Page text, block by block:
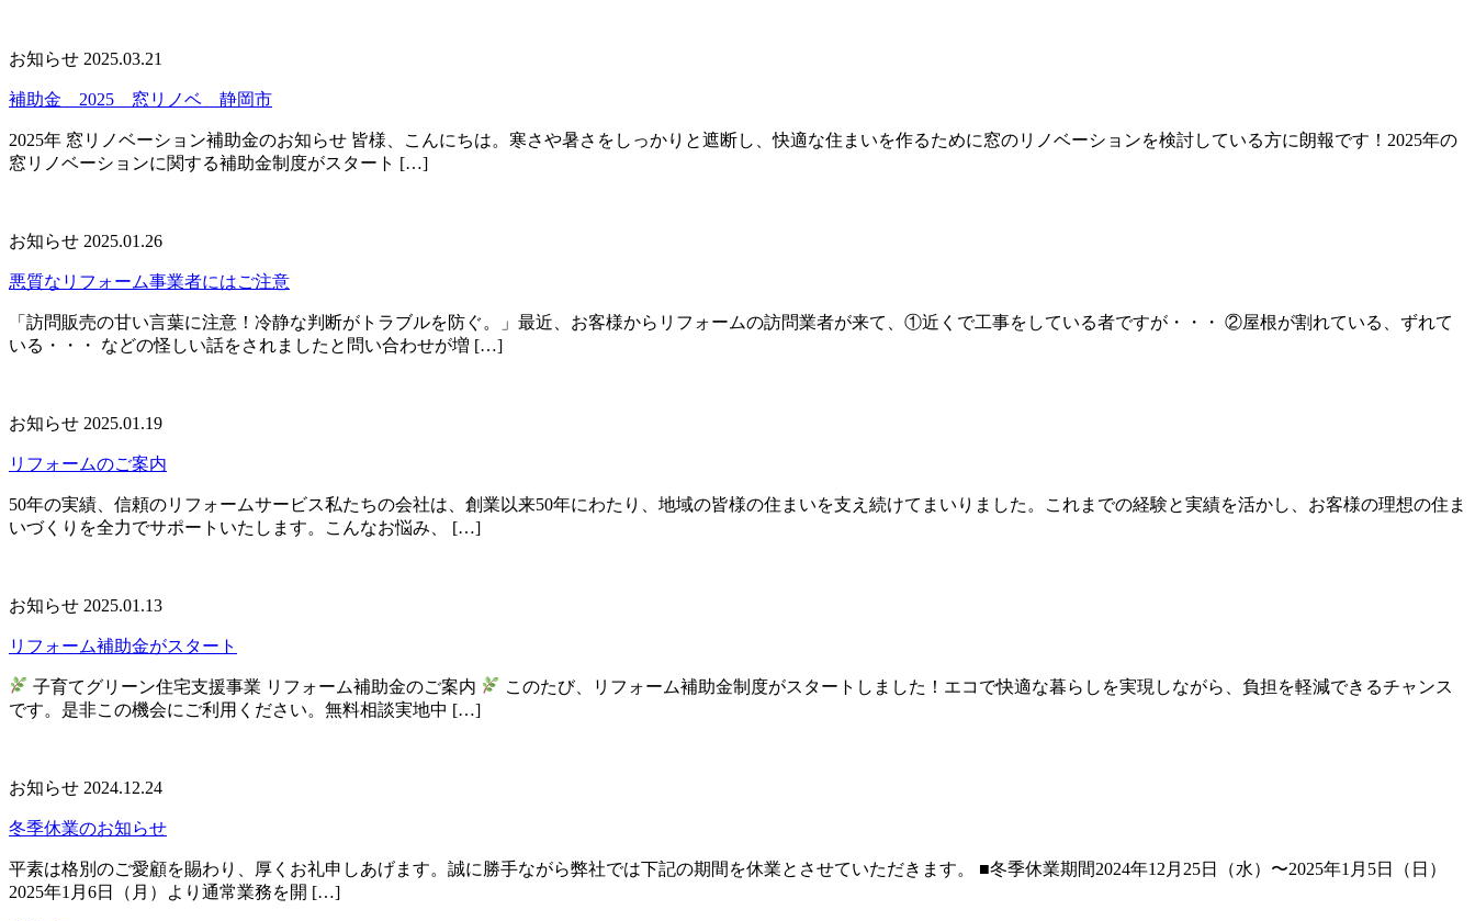
お知らせ 2025.03.21
補助金 2025 窓リノベ 静岡市
2025年 窓リノベーション補助金のお知らせ 皆様、こんにちは。寒さや暑さをしっかりと遮断し、快適な住まいを作るために窓のリノベーションを検討している方に朗報です！2025年の
窓リノベーションに関する補助金制度がスタート […]
お知らせ 2025.01.26
悪質なリフォーム事業者にはご注意
「訪問販売の甘い言葉に注意！冷静な判断がトラブルを防ぐ。」最近、お客様からリフォームの訪問業者が来て、①近くで工事をしている者ですが・・・ ②屋根が割れている、ずれて
いる・・・ などの怪しい話をされましたと問い合わせが増 […]
お知らせ 2025.01.19
リフォームのご案内
50年の実績、信頼のリフォームサービス私たちの会社は、創業以来50年にわたり、地域の皆様の住まいを支え続けてまいりました。これまでの経験と実績を活かし、お客様の理想の住ま
いづくりを全力でサポートいたします。こんなお悩み、 […]
お知らせ 2025.01.13
リフォーム補助金がスタート
子育てグリーン住宅支援事業 リフォーム補助金のご案内
このたび、リフォーム補助金制度がスタートしました！エコで快適な暮らしを実現しながら、負担を軽減できるチャンス
です。是非この機会にご利用ください。無料相談実地中 […]
お知らせ 2024.12.24
冬季休業のお知らせ
平素は格別のご愛顧を賜わり、厚くお礼申しあげます。誠に勝手ながら弊社では下記の期間を休業とさせていただきます。 ■冬季休業期間2024年12月25日（水）〜2025年1月5日（日）
2025年1月6日（月）より通常業務を開 […]